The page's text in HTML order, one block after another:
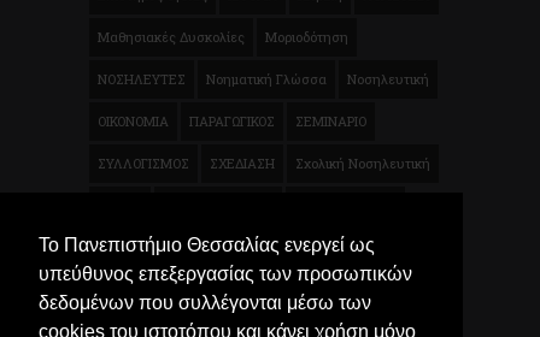
Μαθησιακές Δυσκολίες Μοριοδότηση
ΝΟΣΗΛΕΥΤΕΣ Νοηματική Γλώσσα Νοσηλευτική
ΟΙΚΟΝΟΜΙΑ ΠΑΡΑΓΩΓΙΚΟΣ ΣΕΜΙΝΑΡΙΟ
ΣΥΛΛΟΓΙΣΜΟΣ ΣΧΕΔΙΑΣΗ Σχολική Νοσηλευτική
Χρηματοοικονομικά Ψυχολογία Μικροβιολογία
Το Πανεπιστήμιο Θεσσαλίας ενεργεί ως
υπεύθυνος επεξεργασίας των προσωπικών
δεδομένων που συλλέγονται μέσω των
cookies του ιστοτόπου και κάνει χρήση μόνο